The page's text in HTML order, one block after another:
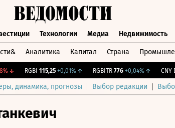
Технологии Медиа Недвижимость
Аналитика Капитал Страна
RGBI 115,25 +0,01%↑ RGBITR 776 +0,04%↑ CNY
динамика, прогнозы Выбор редакции